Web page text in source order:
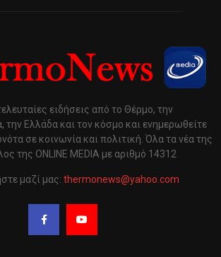
ειδήσεις από το Θέρμο, την
την Ελλάδα και τον κόσμο και ενημερωθείτε
σε κοινωνία και πολιτική. Όλα τα νέα της
της ONLINE MEDIA με αριθμό 14312
μαζί μας: thermonews@yahoo.com